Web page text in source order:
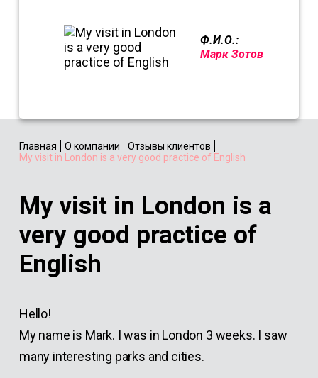
Ф.И.О.:
Марк Зотов
Главная О компании
Отзывы клиентов
My visit in London is a very good practice of English
My visit in London is a
very good practice of
English
Hello!
My name is Mark. I was in London 3 weeks. I saw
many interesting parks and cities.